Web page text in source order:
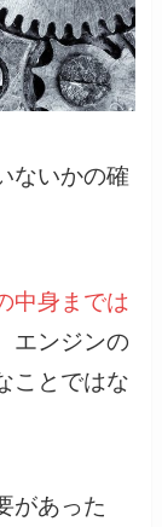
ないかの確
中身までは
エンジンの
ことではな
があった